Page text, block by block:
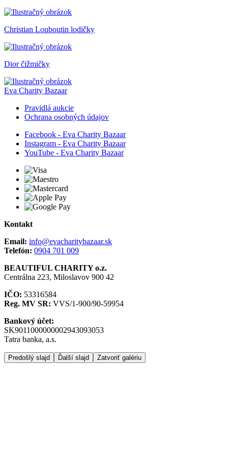
Christian Louboutin lodičky
Dior čižmičky
Eva Charity Bazaar
Pravidlá aukcie
Ochrana osobných údajov
Facebook - Eva Charity Bazaar
Instagram - Eva Charity Bazaar
YouTube - Eva Charity Bazaar
Kontakt
Email: info@evacharitybazaar.sk
Telefón: 0904 701 009
BEAUTIFUL CHARITY o.z.
Centrálna 223, Miloslavov 900 42
IČO: 53316584
Reg. MV SR: VVS/1-900/90-59954
Bankový účet:
SK9011000000002943093053
Tatra banka, a.s.
Predošlý slajd Ďalší slajd Zatvoriť galériu